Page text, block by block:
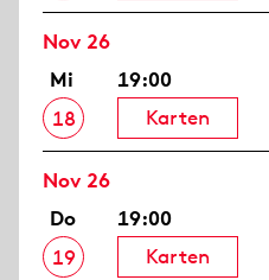
Nov 26
Mi
18
19:00
Karten
Nov 26
Do
19
19:00
Karten